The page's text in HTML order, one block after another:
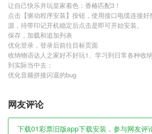
让自己快乐并玩皇家着色：香椿匹配3！
点击【驱动程序安装】按钮，使用接口电缆连接
源，待带印记开机稳定后点击是即可开始安装。
保存，加载和追加列表
优化登录，登录后前往目标页面
收纳物语达人之家好不好玩1、学习到日常各种收
到实际当中去；
优化音频拼接闪退的bug
网友评论
下载01彩票旧版app下载安装，参与网友评